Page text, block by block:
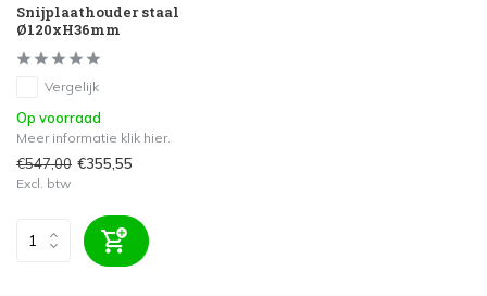
Snijplaathouder staal
Ø120xH36mm
Vergelijk
Op voorraad
Meer informatie klik hier.
€547,00 €355,55
Excl. btw